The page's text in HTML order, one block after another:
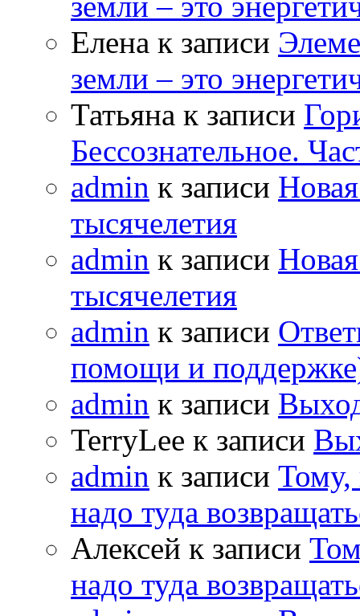
Елена к записи
земли – это
Татьяна к записи
Бессознательное.
admin к записи
тысячелетия
admin к записи
тысячелетия
admin к записи
помощи и
admin к записи
TerryLee к записи
admin к записи Тому,
надо туда
Алексей к записи
надо туда